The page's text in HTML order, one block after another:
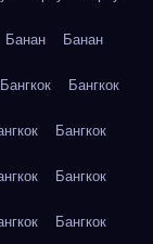
Банан Банан
Бангкок Бангкок
Бангкок
Бангкок
Бангкок